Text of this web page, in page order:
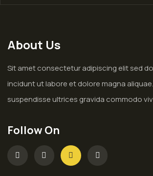
About Us
Sit amet consectetur adipiscing elit sed
incidunt ut labore et dolore magna
suspendisse ultrices gravida commodo
Follow On